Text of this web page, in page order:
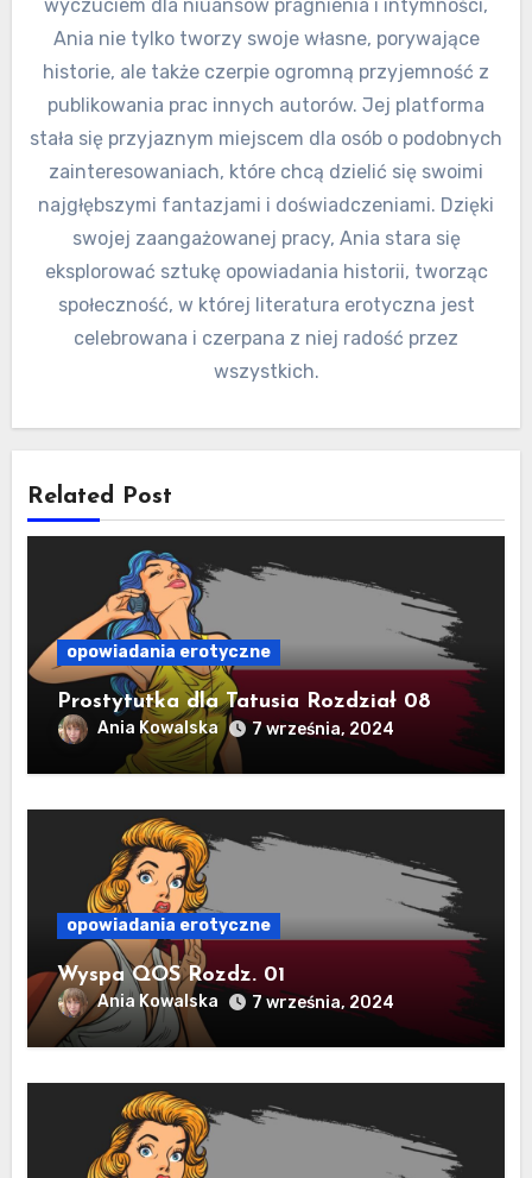
wyczuciem dla niuansów pragnienia i intymności,
Ania nie tylko tworzy swoje własne, porywające
historie, ale także czerpie ogromną przyjemność z
publikowania prac innych autorów. Jej platforma
stała się przyjaznym miejscem dla osób o podobnych
zainteresowaniach, które chcą dzielić się swoimi
najgłębszymi fantazjami i doświadczeniami. Dzięki
swojej zaangażowanej pracy, Ania stara się
eksplorować sztukę opowiadania historii, tworząc
społeczność, w której literatura erotyczna jest
celebrowana i czerpana z niej radość przez
wszystkich.
Related Post
opowiadania erotyczne
Prostytutka dla Tatusia Rozdział 08
Ania Kowalska 7 września, 2024
opowiadania erotyczne
Wyspa QOS Rozdz. 01
Ania Kowalska 7 września, 2024